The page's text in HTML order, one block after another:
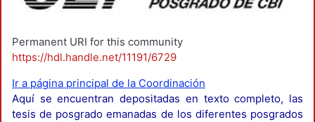
Permanent URI for this community
https://hdl.handle.net/11191/6729
Ir a página principal de la Coordinación
Aquí se encuentran depositadas en texto completo, las
tesis de posgrado emanadas de los diferentes posgrados